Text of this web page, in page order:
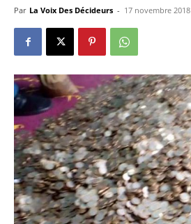
Par La Voix Des Décideurs - 17 novembre 2018